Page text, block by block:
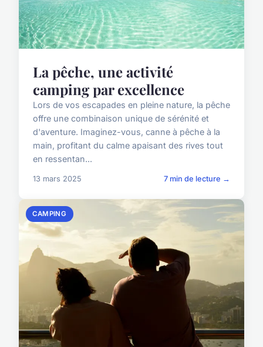
La pêche, une activité
camping par excellence
Lors de vos escapades en pleine nature, la pêche
offre une combinaison unique de sérénité et
d'aventure. Imaginez-vous, canne à pêche à la
main, profitant du calme apaisant des rives tout
en ressentan...
13 mars 2025 7 min de lecture →
CAMPING